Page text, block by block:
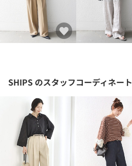
SHIPS のスタッフコーディネート